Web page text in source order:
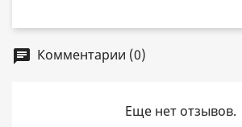
chat Комментарии (0)
Еще нет отзывов.